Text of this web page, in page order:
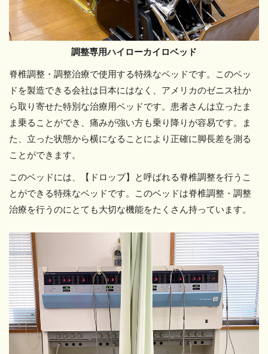
調整専用ハイローカイロベッド
脊椎調整・調整治療で使用する特殊なベッドです。このベッ
ドを製造できる会社は日本にはなく、アメリカのゼニス社か
ら取り寄せた特別な治療用ベッドです。患者さんは立ったま
ま乗ることができ、痛みが強い方も乗り降りが容易です。ま
た、立った状態から横になることにより正確に脚長差を測る
ことができます。
このベッドには、【ドロップ】と呼ばれる脊椎調整を行うこ
とができる特殊なベッドです。このベッドは脊椎調整・調整
治療を行うのにとても大切な機能をたくさん持っています。